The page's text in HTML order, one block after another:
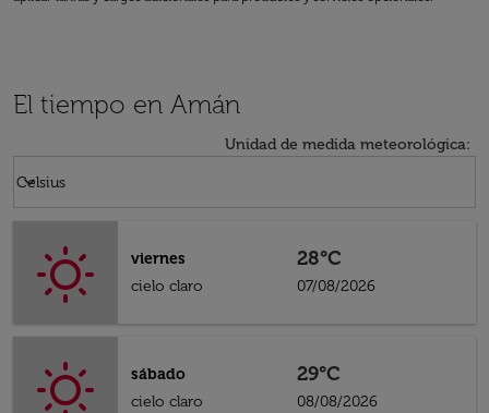
El tiempo en Amán
Unidad de medida meteorológica:
Celsius
keyboard_arrow_down
viernes
cielo claro
28°C
07/08/2026
sábado
cielo claro
29°C
08/08/2026